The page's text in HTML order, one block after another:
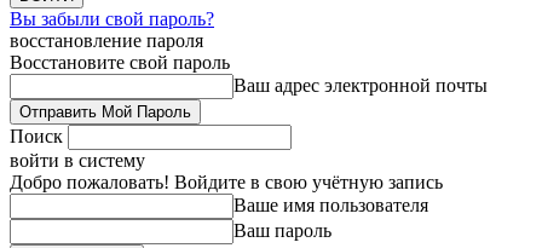
Вы забыли свой пароль?
восстановление пароля
Восстановите свой пароль
Ваш адрес электронной почты
Поиск
войти в систему
Добро пожаловать! Войдите в свою учётную запись
Ваше имя пользователя
Ваш пароль